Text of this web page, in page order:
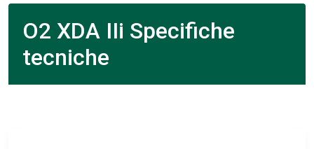
O2 XDA IIi Specifiche
tecniche